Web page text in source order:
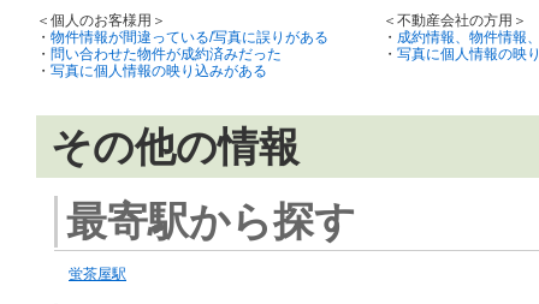
＜個人のお客様用＞
・ 物件情報が間違っている/写真に誤りがある
・ 問い合わせた物件が成約済みだった
・ 写真に個人情報の映り込みがある
＜不動産会社の方用＞
・ 成約情報、物件情報
・ 写真に個人情報の映
その他の情報
最寄駅から探す
蛍茶屋駅